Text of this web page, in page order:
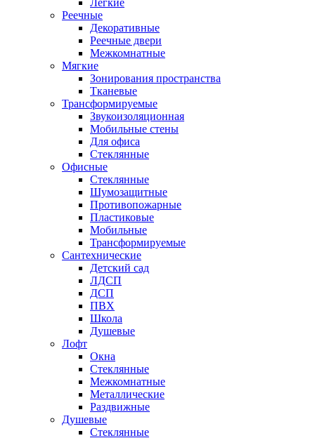
Легкие
Реечные
Декоративные
Реечные двери
Межкомнатные
Мягкие
Зонирования пространства
Тканевые
Трансформируемые
Звукоизоляционная
Мобильные стены
Для офиса
Стеклянные
Офисные
Стеклянные
Шумозащитные
Противопожарные
Пластиковые
Мобильные
Трансформируемые
Сантехнические
Детский сад
ЛДСП
ДСП
ПВХ
Школа
Душевые
Лофт
Окна
Стеклянные
Межкомнатные
Металлические
Раздвижные
Душевые
Стеклянные